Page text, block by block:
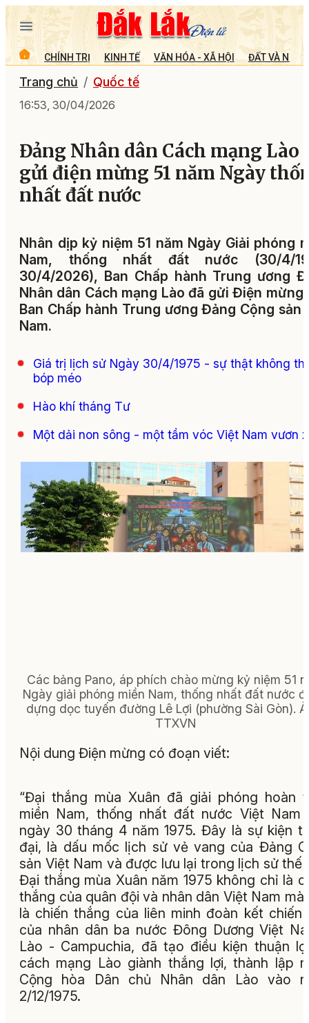
CHÍNH TRỊ KINH TẾ VĂN HÓA - XÃ HỘI ĐẤT VÀ
Trang chủ Quốc tế
16:53, 30/04/2026
Đảng Nhân dân Cách mạng Lào
gửi điện mừng 51 năm Ngày
nhất đất nước
Nhân dịp kỷ niệm 51 năm Ngày Giải phóng
Nam, thống nhất đất nước (30/4/
30/4/2026), Ban Chấp hành Trung ương
Nhân dân Cách mạng Lào đã gửi Điện mừng
Ban Chấp hành Trung ương Đảng Cộng sản
Nam.
Giá trị lịch sử Ngày 30/4/1975 - sự thật không
bóp méo
Hào khí tháng Tư
Một dải non sông - một tầm vóc Việt Nam vươn
Các bảng Pano, áp phích chào mừng kỷ niệm 51
Ngày giải phóng miền Nam, thống nhất đất nước
dựng dọc tuyến đường Lê Lợi (phường Sài Gòn).
TTXVN
Nội dung Điện mừng có đoạn viết:
“Đại thắng mùa Xuân đã giải phóng hoàn
miền Nam, thống nhất đất nước Việt Nam
ngày 30 tháng 4 năm 1975. Đây là sự kiện
đại, là dấu mốc lịch sử vẻ vang của Đảng
sản Việt Nam và được lưu lại trong lịch sử thế
Đại thắng mùa Xuân năm 1975 không chỉ là
thắng của quân đội và nhân dân Việt Nam mà
là chiến thắng của liên minh đoàn kết chiến
của nhân dân ba nước Đông Dương Việt
Lào - Campuchia, đã tạo điều kiện thuận
cách mạng Lào giành thắng lợi, thành lập
Cộng hòa Dân chủ Nhân dân Lào vào
2/12/1975.